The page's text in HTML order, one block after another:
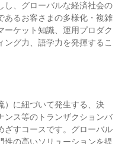
し、グローバルな経済社会の
あるお客さまの多様化・複雑
ーケット知識、運用プロダク
ング力、語学力を発揮するこ
）に紐づいて発生する、決
ンス等のトランザクションバ
ざすコースです。グローバル
性の高いソリューションを提